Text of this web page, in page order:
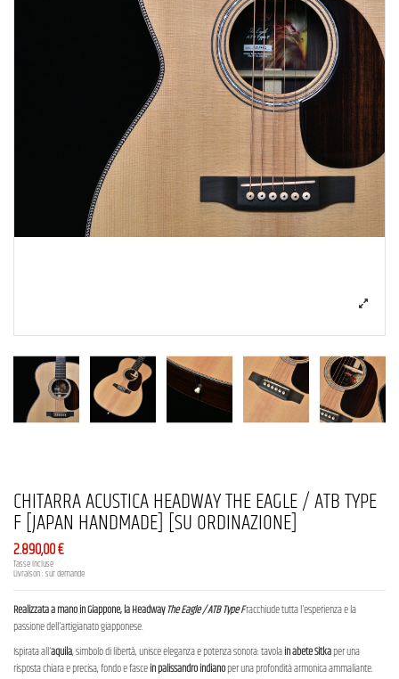
CHITARRA ACUSTICA HEADWAY THE EAGLE / ATB TYPE
F [JAPAN HANDMADE] [SU ORDINAZIONE]
2.890,00 €
Tasse incluse
Livraison : sur demande
Realizzata a mano in Giappone, la HeadwayThe Eagle / ATB Type Fracchiude tutta l'esperienza e la
passione dell'artigianato giapponese.
Ispirata all'aquila, simbolo di libertà, unisce eleganza e potenza sonora: tavolain abete Sitkaper una
risposta chiara e precisa, fondo e fascein palissandro indianoper una profondità armonica ammaliante.